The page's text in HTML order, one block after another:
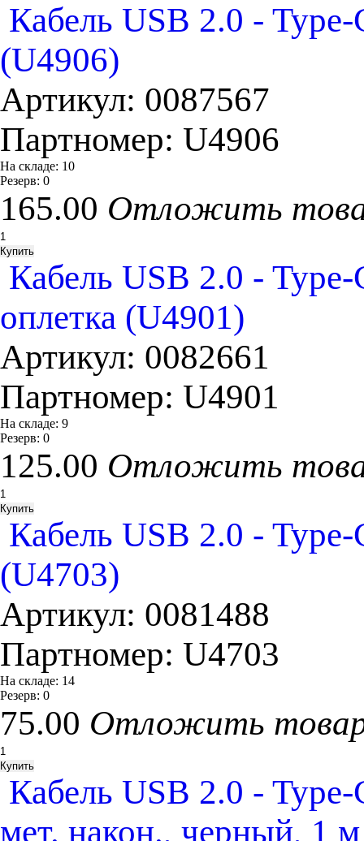
Кабель USB 2.0 -
(U4906)
Артикул: 0087567
Партномер: U4906
На складе: 10
Резерв: 0
165.00 Отложить
Кабель USB 2.0 -
оплетка (U4901)
Артикул: 0082661
Партномер: U4901
На складе: 9
Резерв: 0
125.00 Отложить
Кабель USB 2.0 -
(U4703)
Артикул: 0081488
Партномер: U4703
На складе: 14
Резерв: 0
75.00 Отложить
Кабель USB 2.0 -
мет. након., черный, 1 м